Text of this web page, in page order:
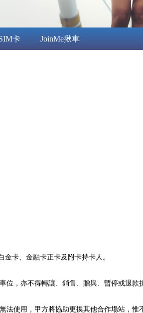
卡 JoinMe揪車
卡、金融卡正卡及附卡持卡人。
，亦不得轉讓、銷售、贈與、暫停或退款
使用，甲方將協助更換其他合作場站，惟